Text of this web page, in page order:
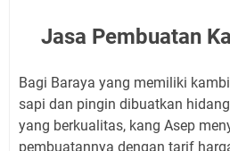
Jasa Pembuatan
Bagi Baraya yang memiliki
sapi dan pingin dibuatkan
yang berkualitas, kang Asep
pembuatannya dengan tarif